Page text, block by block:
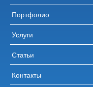
Портфолио
Услуги
Статьи
Контакты